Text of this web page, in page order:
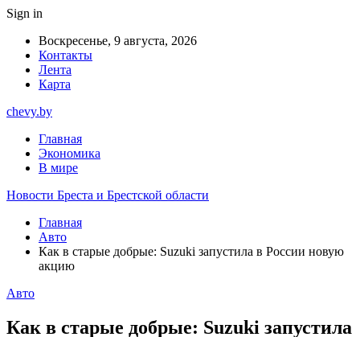
Sign in
Воскресенье, 9 августа, 2026
Контакты
Лента
Карта
chevy.by
Главная
Экономика
В мире
Новости Бреста и Брестской области
Главная
Авто
Как в старые добрые: Suzuki запустила в России новую
акцию
Авто
Как в старые добрые: Suzuki запустила